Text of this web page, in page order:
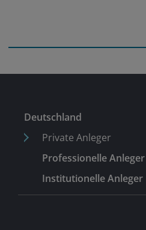
Deutschland
Private Anleger
Professionelle Anleger
Institutionelle Anleger